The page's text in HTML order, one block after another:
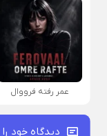
عمر رفته فرووال
دیدگاه خود